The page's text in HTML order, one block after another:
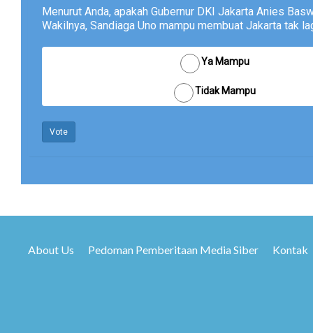
Menurut Anda, apakah Gubernur DKI Jakarta Anies
Wakilnya, Sandiaga Uno mampu membuat Jakarta tak
Ya Mampu
Tidak Mampu
Vote
About Us Pedoman Pemberitaan Media Siber Kontak